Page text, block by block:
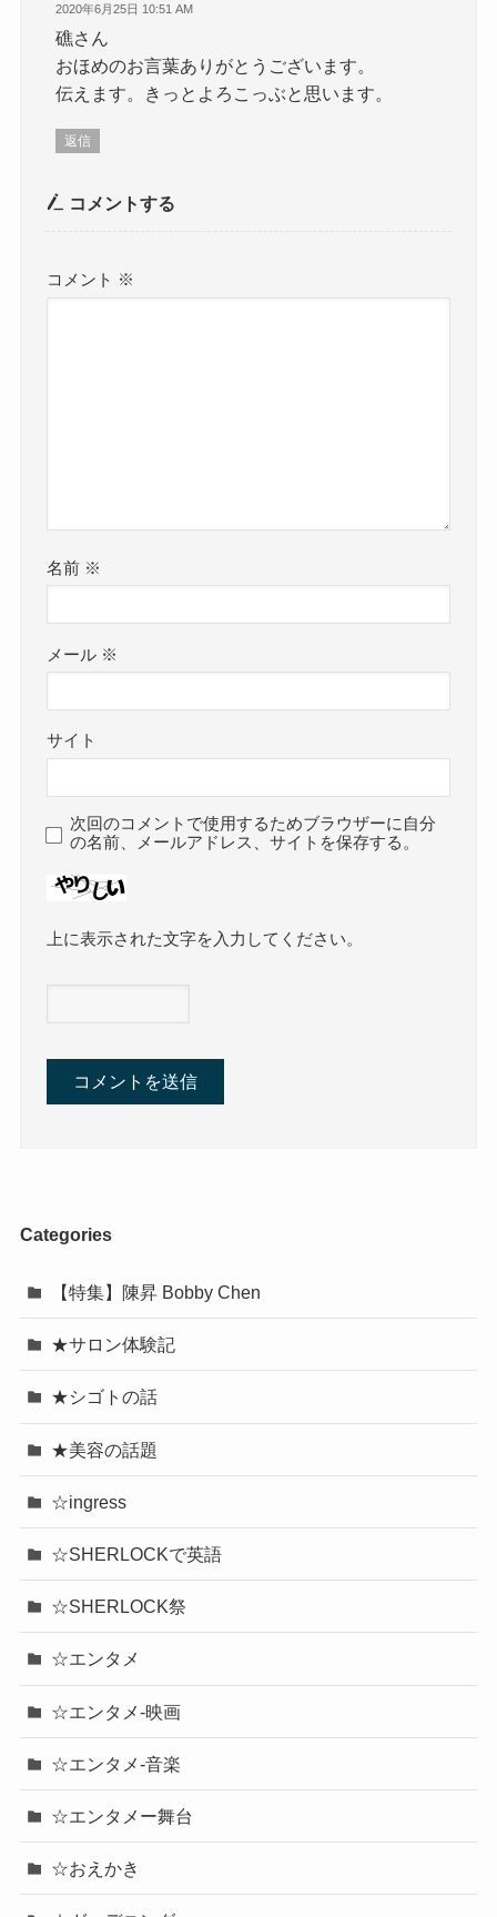
2020年6月25日 10:51 AM
礁さん
おほめのお言葉ありがとうございます。
伝えます。きっとよろこっぶと思います。
返信
コメントする
コメント ※
名前 ※
メール ※
サイト
次回のコメントで使用するためブラウザーに自分
の名前、メールアドレス、サイトを保存する。
上に表示された文字を入力してください。
Categories
【特集】陳昇 Bobby Chen
★サロン体験記
★シゴトの話
★美容の話題
☆ingress
☆SHERLOCKで英語
☆SHERLOCK祭
☆エンタメ
☆エンタメ-映画
☆エンタメ-音楽
☆エンタメー舞台
☆おえかき